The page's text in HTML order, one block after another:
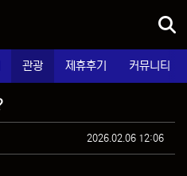
관광 제휴후기 커뮤니티
작성일
2026.02.06 12:06
천